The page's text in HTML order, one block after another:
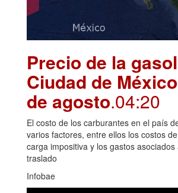
Precio de la
Ciudad de
de agosto.04:20
El costo de los carburantes en el país
varios factores, entre ellos los costos
carga impositiva y los gastos
traslado
Infobae